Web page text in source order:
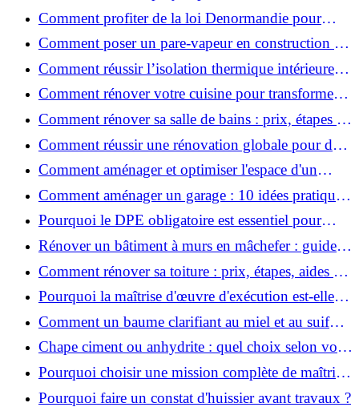
valoriser votre bien ?
Comment profiter de la loi Denormandie pour
investir dans l'ancien et défiscaliser ?
Comment poser un pare-vapeur en construction et
rénovation : rôle et erreurs à éviter?
Comment réussir l’isolation thermique intérieure
pour une maison économe en énergie ?
Comment rénover votre cuisine pour transformer
votre espace de vie ?
Comment rénover sa salle de bains : prix, étapes et
astuces ?
Comment réussir une rénovation globale pour des
économies et un confort durables?
Comment aménager et optimiser l'espace d'un
studio : 10 astuces pratiques ?
Comment aménager un garage : 10 idées pratiques
et efficaces ?
Pourquoi le DPE obligatoire est essentiel pour
vendre ou louer un bien ?
Rénover un bâtiment à murs en mâchefer : guide
pratique et solutions
Comment rénover sa toiture : prix, étapes, aides et
réglementation ?
Pourquoi la maîtrise d'œuvre d'exécution est-elle
indispensable pour vos chantiers ?
Comment un baume clarifiant au miel et au suif
peut-il purifier la peau ?
Chape ciment ou anhydrite : quel choix selon votre
projet ?
Pourquoi choisir une mission complète de maîtrise
d’œuvre pour réussir vos projets?
Pourquoi faire un constat d'huissier avant travaux ?